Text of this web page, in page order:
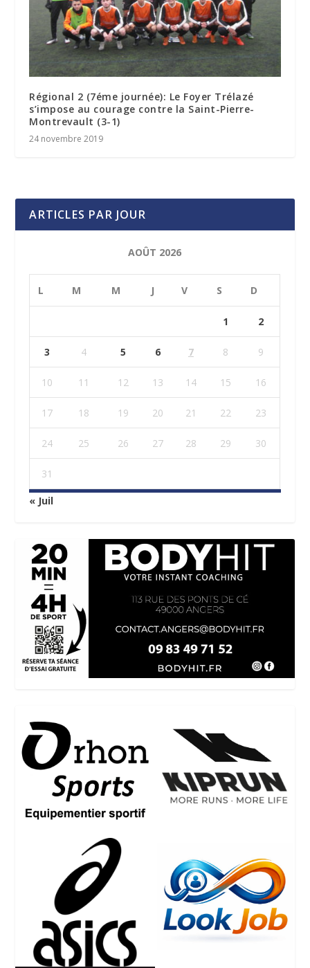
Régional 2 (7éme journée): Le Foyer Trélazé
s’impose au courage contre la Saint-Pierre-
Montrevault (3-1)
24 novembre 2019
ARTICLES PAR JOUR
AOÛT 2026
L M M J V S D
1 2
3 4 5 6 7 8 9
10 11 12 13 14 15 16
17 18 19 20 21 22 23
24 25 26 27 28 29 30
31
« Juil